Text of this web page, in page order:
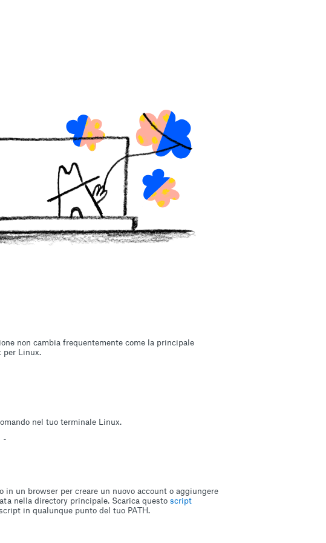
non cambia frequentemente come la principale
per Linux.
nel tuo terminale Linux.
-
un browser per creare un nuovo account o aggiungere
nella directory principale. Scarica questo script
in qualunque punto del tuo PATH.